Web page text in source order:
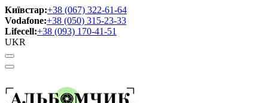
Київстар:+38 (067) 322-61-64
Vodafone:+38 (050) 315-23-33
Lifecell:+38 (093) 170-41-51
UKR